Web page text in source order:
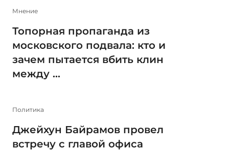
Мнение
Топорная пропаганда из
московского подвала: кто и
зачем пытается вбить клин
между ...
Политика
Джейхун Байрамов провел
встречу с главой офиса